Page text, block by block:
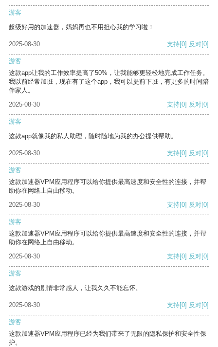
游客
超级好用的加速器，妈妈再也不用担心我的学习啦！
2025-08-30 支持[0] 反对[0]
游客
这款app让我的工作效率提高了50%，让我能够更轻松地完成工作任务。
我以前经常加班，现在有了这个app，我可以提前下班，有更多的时间陪
伴家人。
2025-08-30
支持[0] 反对[0]
游客
这款app就像我的私人助理，随时随地为我的办公提供帮助。
2025-08-30 支持[0] 反对[0]
游客
这款加速器VPM应用程序可以给你提供最高速度和安全性的连接，并帮
助你在网络上自由移动。
2025-08-30
支持[0] 反对[0]
游客
这款加速器VPM应用程序可以给你提供最高速度和安全性的连接，并帮
助你在网络上自由移动。
2025-08-30
支持[0] 反对[0]
游客
这款游戏的剧情非常感人，让我久久不能忘怀。
2025-08-30 支持[0] 反对[0]
游客
这款加速器VPM应用程序已经为我们带来了无限的隐私保护和安全性保
护。